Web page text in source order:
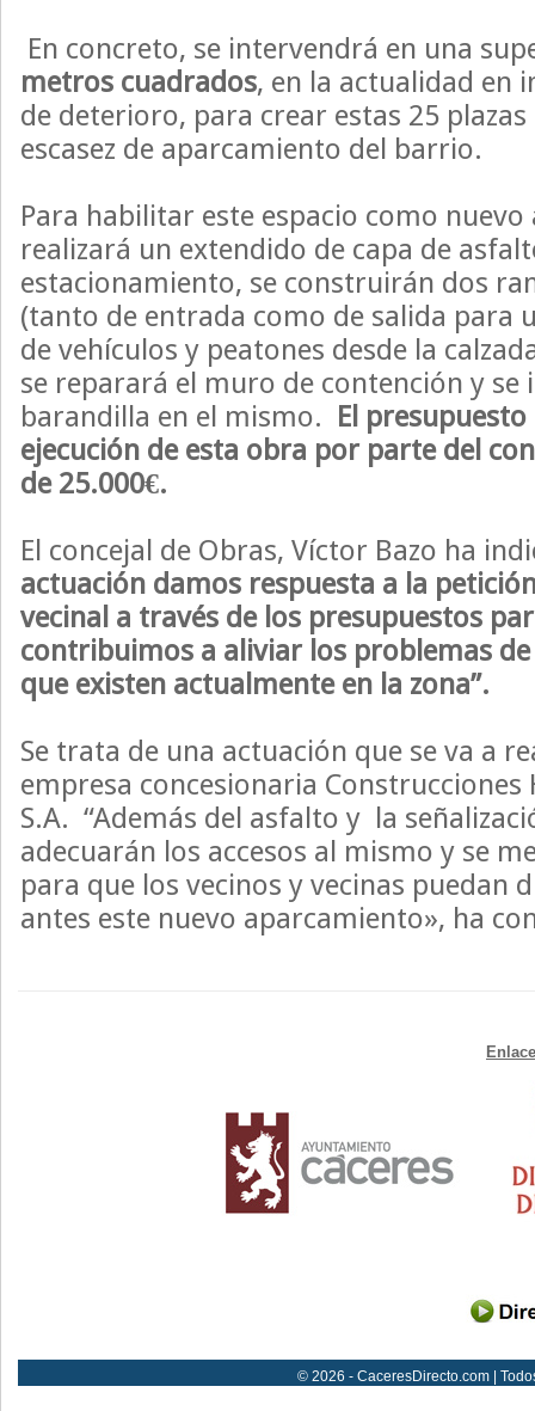
En concreto, se intervendrá en una
metros cuadrados, en la actualidad en
de deterioro, para crear estas 25
escasez de aparcamiento del barrio.
Para habilitar este espacio como
realizará un extendido de capa de
estacionamiento, se construirán dos
(tanto de entrada como de salida para
de vehículos y peatones desde la
se reparará el muro de contención y se
barandilla en el mismo. El
ejecución de esta obra por parte del
de 25.000€.
El concejal de Obras, Víctor Bazo ha
actuación damos respuesta a la
vecinal a través de los presupuestos
contribuimos a aliviar los problemas
que existen actualmente en la zona”.
Se trata de una actuación que se va a
empresa concesionaria Construcciones
S.A. “Además del asfalto y la
adecuarán los accesos al mismo y se
para que los vecinos y vecinas puedan
antes este nuevo aparcamiento», ha
© 2026 - CaceresDirecto.com |